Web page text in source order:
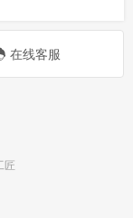
在线客服
匠